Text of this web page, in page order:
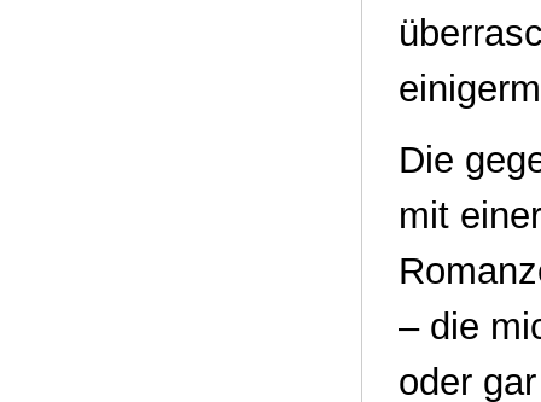
Die
mit
– die
oder